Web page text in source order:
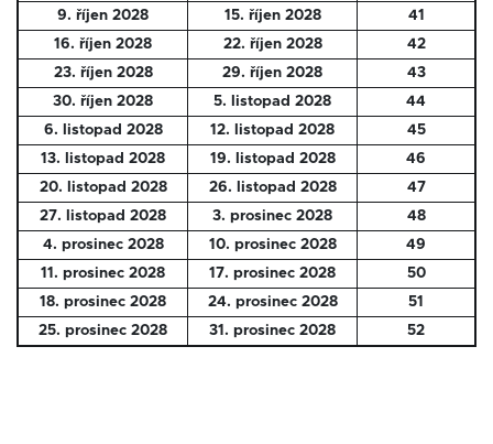
9. říjen 2028 15. říjen 2028
41
16. říjen 2028
22. říjen 2028
42
23. říjen 2028
29. říjen 2028
43
30. říjen 2028
5. listopad 2028
44
6. listopad 2028
12. listopad 2028
45
13. listopad 2028
19. listopad 2028
46
20. listopad 2028
26. listopad 2028
47
27. listopad 2028
3. prosinec 2028
48
4. prosinec 2028
10. prosinec 2028
49
11. prosinec 2028
17. prosinec 2028
50
18. prosinec 2028
24. prosinec 2028
51
25. prosinec 2028
31. prosinec 2028 52